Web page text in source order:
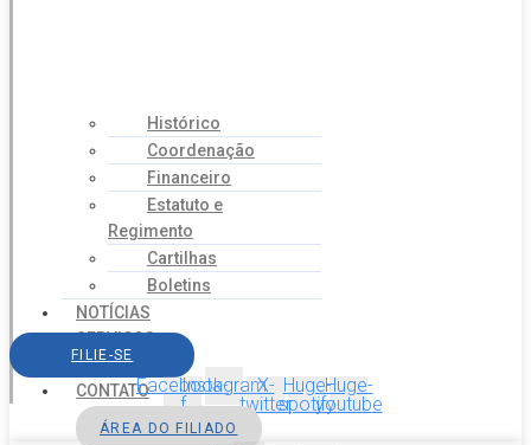
Histórico
Coordenação
Financeiro
Estatuto e
Regimento
Cartilhas
Boletins
NOTÍCIAS
SERVIÇOS
AGENDA
CONTATO
FILIE-SE
Facebook-
f
InstagramX-
twitter
Huge-
spotify
Huge-
youtube
ÁREA DO FILIADO